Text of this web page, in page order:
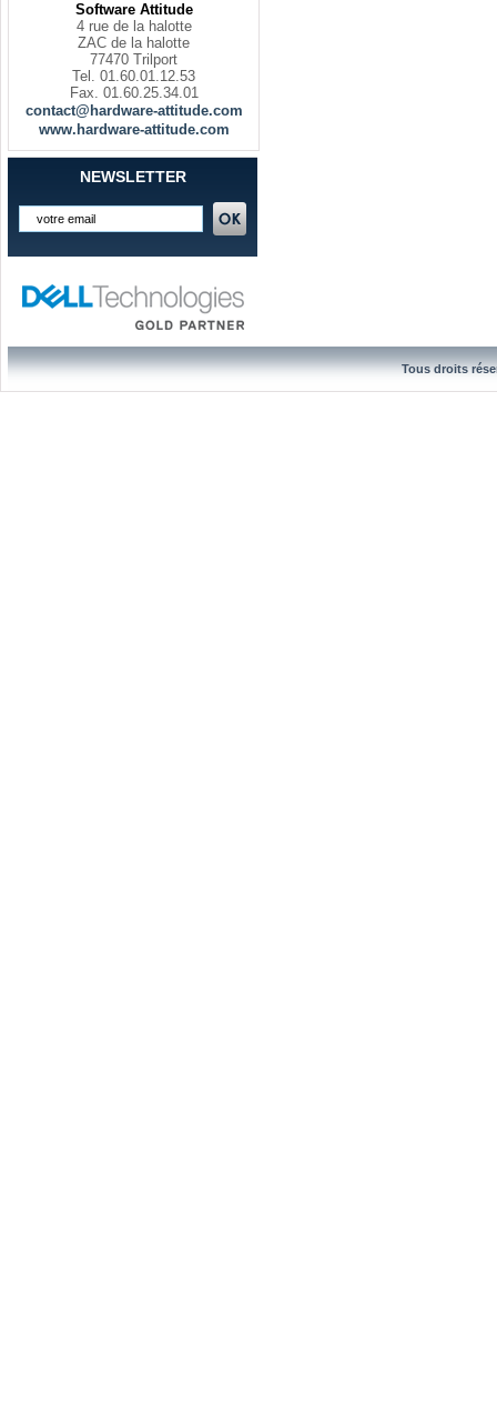
Software Attitude
4 rue de la halotte
ZAC de la halotte
77470 Trilport
Tel. 01.60.01.12.53
Fax. 01.60.25.34.01
contact@hardware-attitude.com
www.hardware-attitude.com
NEWSLETTER
Tous droits